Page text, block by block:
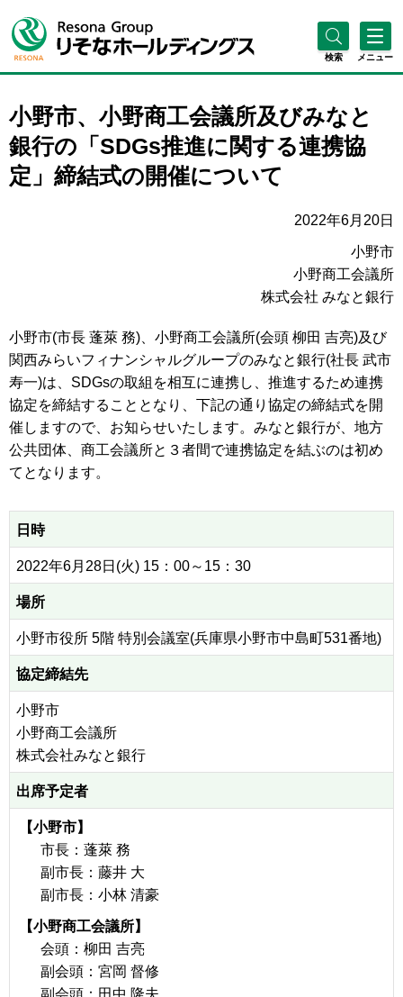
検索 メニュー
小野市、小野商工会議所及びみなと
銀行の「SDGs推進に関する連携協
定」締結式の開催について
2022年6月20日
小野市
小野商工会議所
株式会社 みなと銀行
小野市(市長 蓬萊 務)、小野商工会議所(会頭 柳田 吉亮)及び
関西みらいフィナンシャルグループのみなと銀行(社長 武市
寿一)は、SDGsの取組を相互に連携し、推進するため連携
協定を締結することとなり、下記の通り協定の締結式を開
催しますので、お知らせいたします。みなと銀行が、地方
公共団体、商工会議所と３者間で連携協定を結ぶのは初め
てとなります。
日時
2022年6月28日(火) 15：00～15：30
場所
小野市役所 5階 特別会議室(兵庫県小野市中島町531番地)
協定締結先
小野市
小野商工会議所
株式会社みなと銀行
出席予定者
【小野市】
市長：蓬萊 務
副市長：藤井 大
副市長：小林 清豪
【小野商工会議所】
会頭：柳田 吉亮
副会頭：宮岡 督修
副会頭：田中 隆夫